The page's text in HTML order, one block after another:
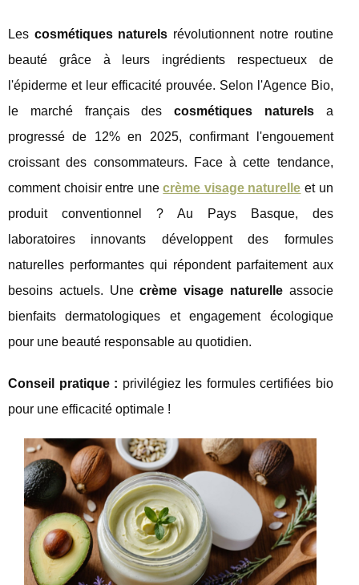
Les cosmétiques naturels révolutionnent notre routine
beauté grâce à leurs ingrédients respectueux de
l'épiderme et leur efficacité prouvée. Selon l'Agence Bio,
le marché français descosmétiques naturelsa
progressé de 12% en 2025, confirmant l'engouement
croissant des consommateurs. Face à cette tendance,
comment choisir entre unecrème visage naturelle et un
produit conventionnel ? Au Pays Basque, des
laboratoires innovants développent des formules
naturelles performantes qui répondent parfaitement aux
besoins actuels. Unecrème visage naturelleassocie
bienfaits dermatologiques et engagement écologique
pour une beauté responsable au quotidien.
Conseil pratique : privilégiez les formules certifiées bio
pour une efficacité optimale !